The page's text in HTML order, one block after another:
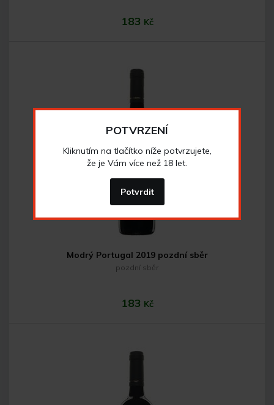
183 Kč
Do košíku
Modrý Portugal 2019 pozdní sběr
pozdní sběr
183 Kč
POTVRZENÍ
Kliknutím na tlačítko níže potvrzujete,
že je Vám více než 18 let.
Potvrdit